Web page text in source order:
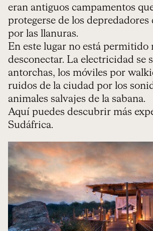
eran antiguos campamentos
protegerse de los depredadores
por las llanuras.
En este lugar no está permitido
desconectar. La electricidad se
antorchas, los móviles por
ruidos de la ciudad por los
animales salvajes de la sabana.
Aquí puedes descubrir más
Sudáfrica.